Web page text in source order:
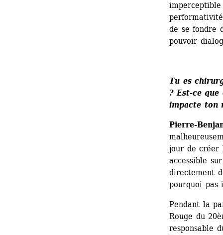
de se fondre
pouvoir
Tu es
? Est-ce
impacte ton
Pierre-
jour de créer
accessible
directement
pourquoi pas
Pendant la
Rouge du
responsable